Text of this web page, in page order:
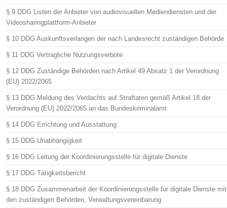
§ 9 DDG Listen der Anbieter von audiovisuellen Mediendiensten und der
Videosharingplattform-Anbieter
§ 10 DDG Auskunftsverlangen der nach Landesrecht zuständigen Behörde
§ 11 DDG Vertragliche Nutzungsverbote
§ 12 DDG Zuständige Behörden nach Artikel 49 Absatz 1 der Verordnung
(EU) 2022/2065
§ 13 DDG Meldung des Verdachts auf Straftaten gemäß Artikel 18 der
Verordnung (EU) 2022/2065 an das Bundeskriminalamt
§ 14 DDG Errichtung und Ausstattung
§ 15 DDG Unabhängigkeit
§ 16 DDG Leitung der Koordinierungsstelle für digitale Dienste
§ 17 DDG Tätigkeitsbericht
§ 18 DDG Zusammenarbeit der Koordinierungsstelle für digitale Dienste mit
den zuständigen Behörden, Verwaltungsvereinbarung